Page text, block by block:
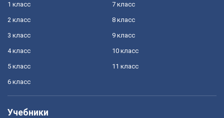
1 класс
2 класс
3 класс
4 класс
5 класс
6 класс
7 класс
8 класс
9 класс
10 класс
11 класс
Учебники